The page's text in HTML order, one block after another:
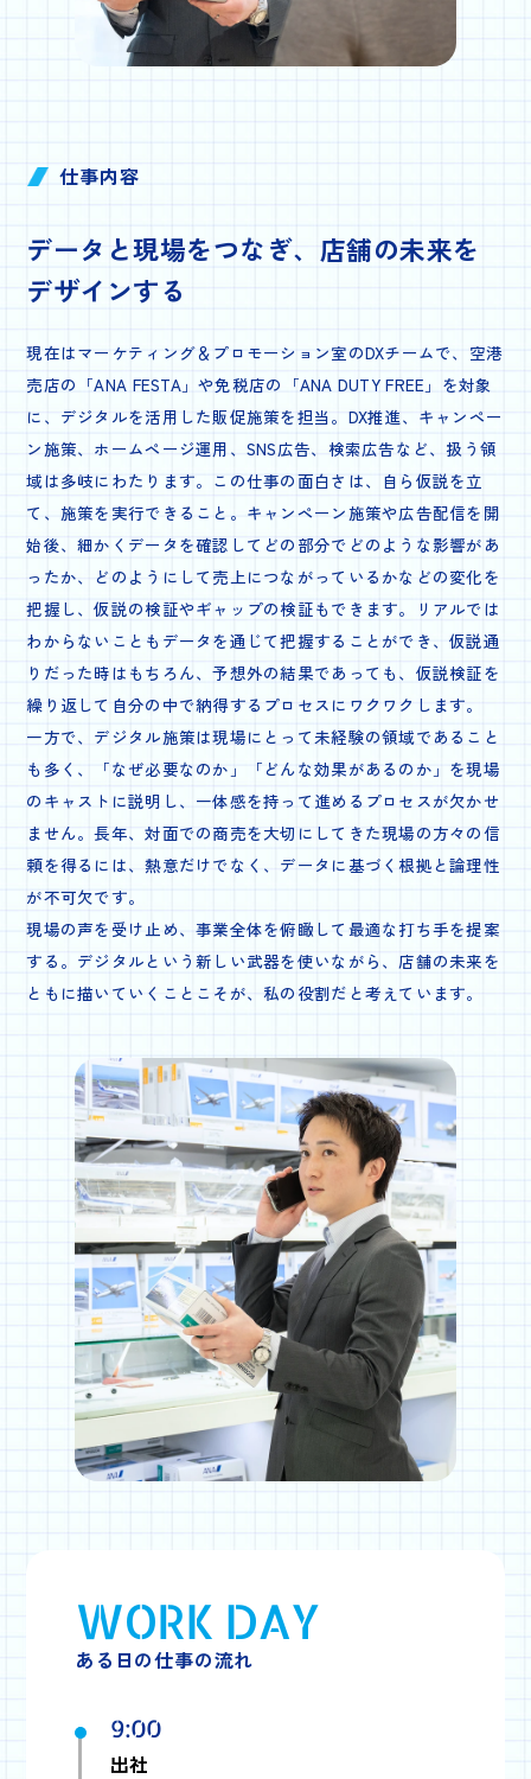
仕事内容
データと現場をつなぎ、 店舗の未来を
デザインする
現在はマーケティング＆プロモーション室のDXチームで、空港
売店の「ANA FESTA」や免税店の「ANA DUTY FREE」を対象
に、デジタルを活用した販促施策を担当。DX推進、キャンペー
ン施策、ホームページ運用、SNS広告、検索広告など、扱う領
域は多岐にわたります。この仕事の面白さは、自ら仮説を立
て、施策を実行できること。キャンペーン施策や広告配信を開
始後、細かくデータを確認してどの部分でどのような影響があ
ったか、どのようにして売上につながっているかなどの変化を
把握し、仮説の検証やギャップの検証もできます。リアルでは
わからないこともデータを通じて把握することができ、仮説通
りだった時はもちろん、予想外の結果であっても、仮説検証を
繰り返して自分の中で納得するプロセスにワクワクします。
一方で、デジタル施策は現場にとって未経験の領域であること
も多く、「なぜ必要なのか」「どんな効果があるのか」を現場
のキャストに説明し、一体感を持って進めるプロセスが欠かせ
ません。長年、対面での商売を大切にしてきた現場の方々の信
頼を得るには、熱意だけでなく、データに基づく根拠と論理性
が不可欠です。
現場の声を受け止め、事業全体を俯瞰して最適な打ち手を提案
する。デジタルという新しい武器を使いながら、店舗の未来を
ともに描いていくことこそが、私の役割だと考えています。
WORK DAY
ある日の仕事の流れ
9:00
出社